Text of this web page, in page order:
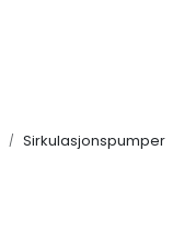
Sirkulasjonspumper